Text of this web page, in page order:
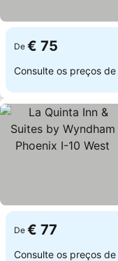
De € 75
Consulte os preços de
De € 77
Consulte os preços de